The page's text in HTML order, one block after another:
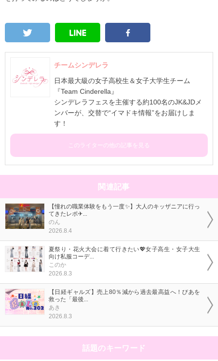
チームシンデレラ
日本最大級の女子高校生＆女子大学生チーム
『Team Cinderella』
シンデレラフェスを主催する約100名のJK&JDメ
ンバーが、交替で“イマドキ情報”をお届けしま
す！
このライターの他の記事を見る
関連記事
【憧れの職業体験をもう一度✨】大人のキッザニアに行っ
てきたレポ✈...
のん
2026.8.4
夏祭り・花火大会に着て行きたい💖女子高生・女子大生
向け私服コーデ...
このか
2026.8.3
【日経ギャルズ】売上80％減から過去最高益へ！ぴあを
救った「最後...
あき
2026.8.3
話題のキーワード